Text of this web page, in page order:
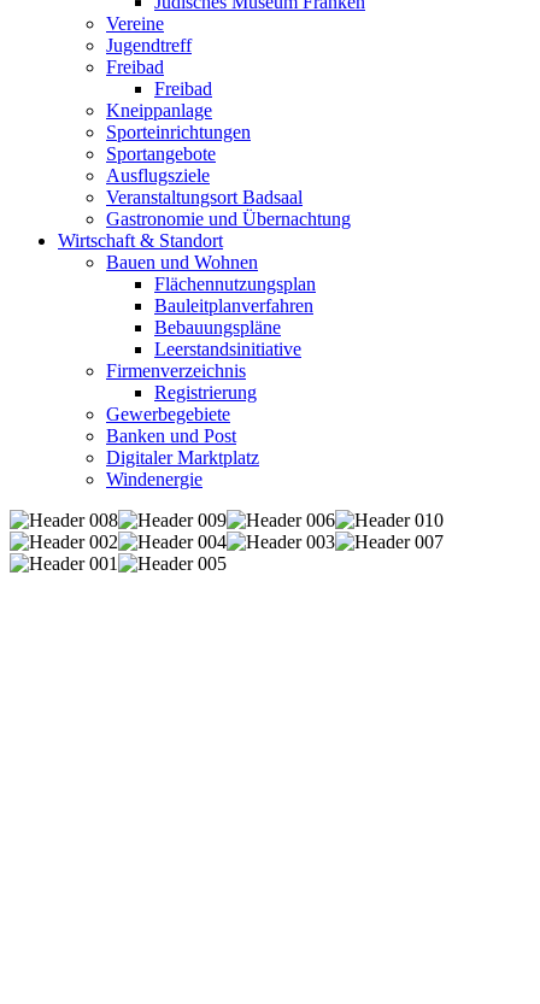
Vereine
Jugendtreff
Freibad
Freibad
Kneippanlage
Sporteinrichtungen
Sportangebote
Ausflugsziele
Veranstaltungsort Badsaal
Gastronomie und Übernachtung
Wirtschaft & Standort
Bauen und Wohnen
Flächennutzungsplan
Bauleitplanverfahren
Bebauungspläne
Leerstandsinitiative
Firmenverzeichnis
Registrierung
Gewerbegebiete
Banken und Post
Digitaler Marktplatz
Windenergie